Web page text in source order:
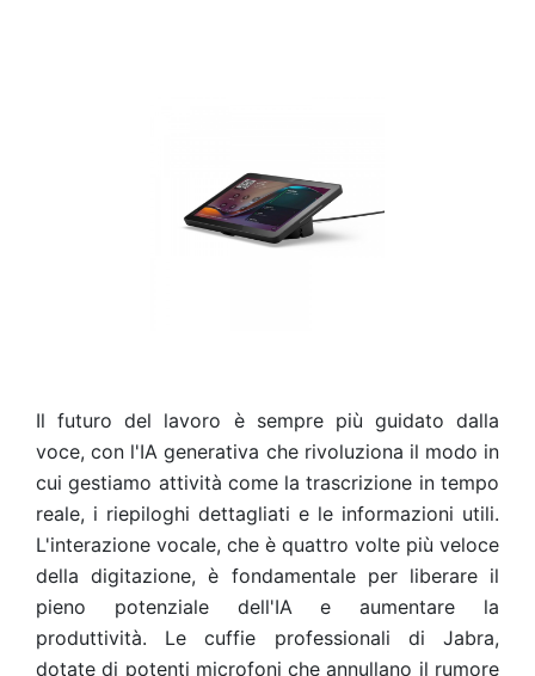
Il futuro del lavoro è sempre più guidato dalla
voce, con l'IA generativa che rivoluziona il modo in
cui gestiamo attività come la trascrizione in tempo
reale, i riepiloghi dettagliati e le informazioni utili.
L'interazione vocale, che è quattro volte più veloce
della digitazione, è fondamentale per liberare il
pieno potenziale dell'IA e aumentare la
produttività. Le cuffie professionali di Jabra,
dotate di potenti microfoni che annullano il rumore